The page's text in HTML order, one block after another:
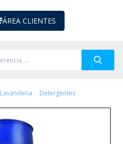
ÁREA CLIENTES
Lavanderia Detergentes